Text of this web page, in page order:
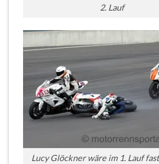
2. Lauf
Lucy Glöckner wäre im 1. Lauf